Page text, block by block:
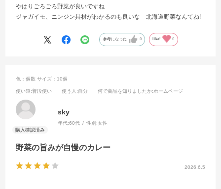
やはりごろごろ野菜が良いですね
ジャガイモ、ニンジン具材がわかるのも良いな 北海道野菜なんてね!
参考になった 0 Like! 0
2026.6.5
野菜の旨みが自慢のカレー
色：個数 サイズ：10個
使い道:普段使い 使う人 :自分 何で商品を知りましたか:ホームページ
sky
年代:60代 性別:女性